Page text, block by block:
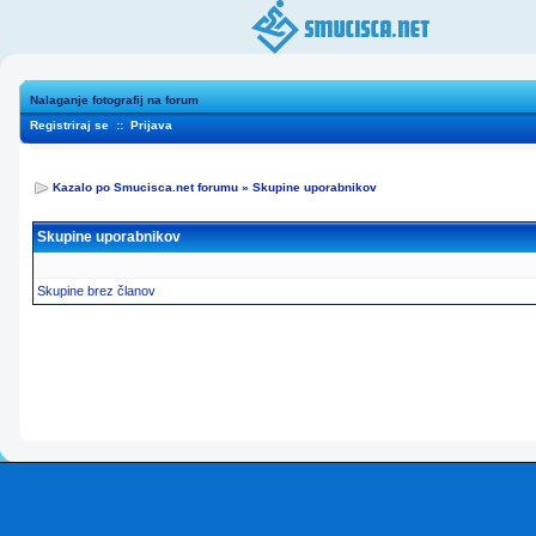
Nalaganje fotografij na forum
Registriraj se :: Prijava
Kazalo po Smucisca.net forumu » Skupine uporabnikov
Skupine uporabnikov
Skupine brez članov